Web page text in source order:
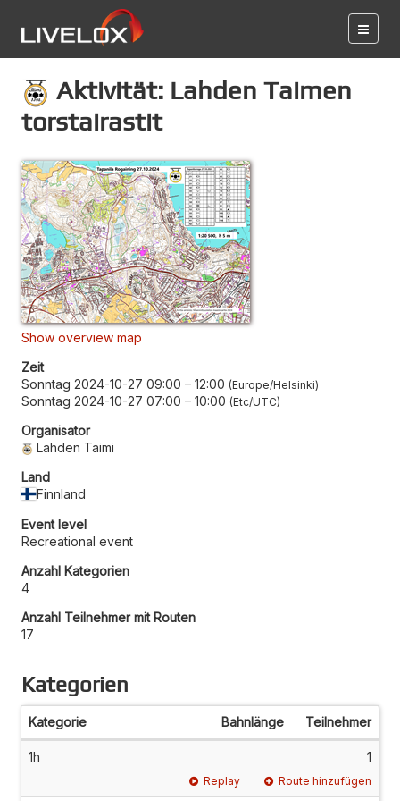
Aktivität: Lahden Taimen
torstairastit
Show overview map
Zeit
Sonntag 2024-10-27 09:00 – 12:00 Europe/Helsinki
Sonntag 2024-10-27 07:00 – 10:00 Etc/UTC
Organisator
Lahden Taimi
Land
Finnland
Event level
Recreational event
Anzahl Kategorien
4
Anzahl Teilnehmer mit Routen
17
Kategorien
Kategorie Bahnlänge Teilnehmer
1h 1
Replay Route hinzufügen